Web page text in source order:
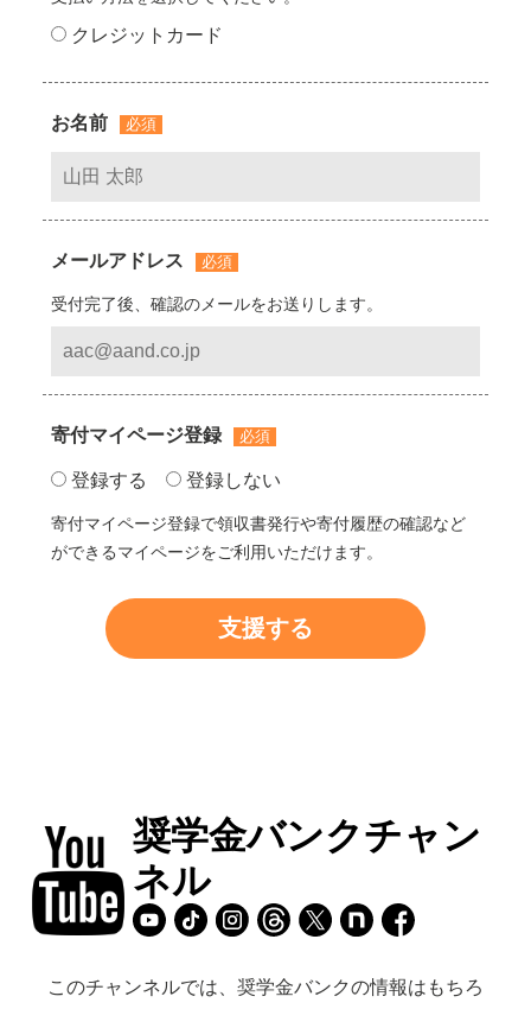
クレジットカード
お名前 必須
メールアドレス 必須
受付完了後、確認のメールをお送りします。
寄付マイページ登録 必須
登録する 登録しない
寄付マイページ登録で領収書発行や寄付履歴の確認など
ができるマイページをご利用いただけます。
奨学金バンクチャン
ネル
このチャンネルでは、奨学金バンクの情報はもちろ